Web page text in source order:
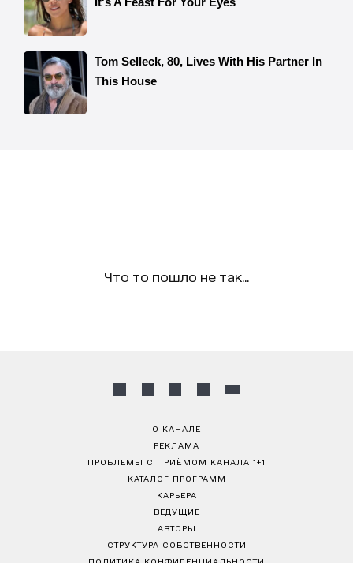
Что то пошло не так...
О КАНАЛЕ
РЕКЛАМА
ПРОБЛЕМЫ С ПРИЁМОМ КАНАЛА 1+1
КАТАЛОГ ПРОГРАММ
КАРЬЕРА
ВЕДУЩИЕ
АВТОРЫ
СТРУКТУРА СОБСТВЕННОСТИ
ПОЛИТИКА КОНФИДЕНЦИАЛЬНОСТИ